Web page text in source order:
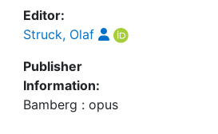
Editor:
Struck, Olaf
Publisher
Information:
Bamberg : opus